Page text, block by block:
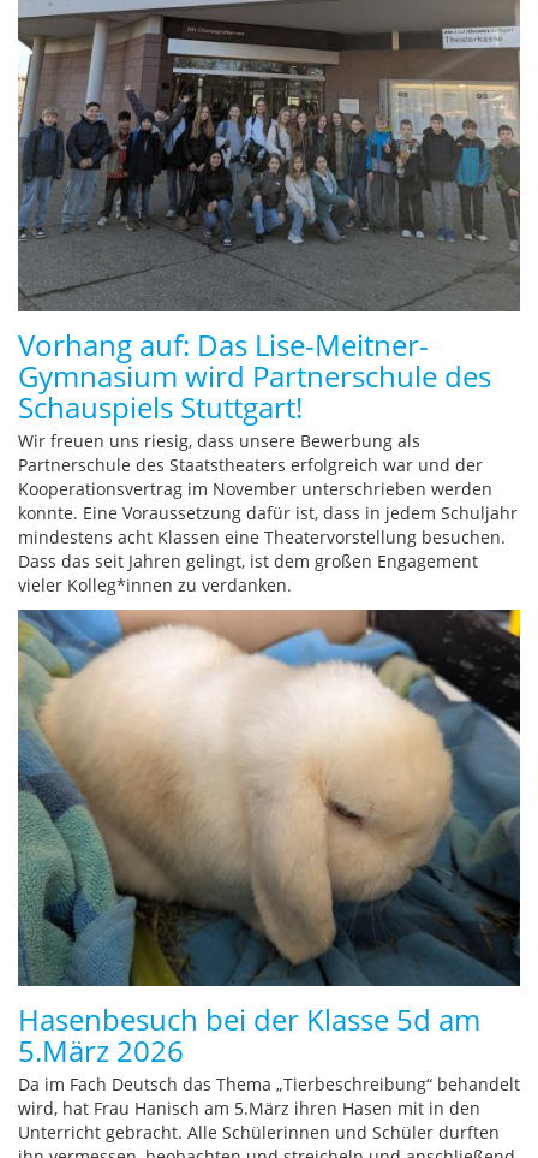
Vorhang auf: Das Lise-Meitner-
Gymnasium wird Partnerschule des
Schauspiels Stuttgart!
Wir freuen uns riesig, dass unsere Bewerbung als
Partnerschule des Staatstheaters erfolgreich war und der
Kooperationsvertrag im November unterschrieben werden
konnte. Eine Voraussetzung dafür ist, dass in jedem Schuljahr
mindestens acht Klassen eine Theatervorstellung besuchen.
Dass das seit Jahren gelingt, ist dem großen Engagement
vieler Kolleg*innen zu verdanken.
Hasenbesuch bei der Klasse 5d am
5.März 2026
Da im Fach Deutsch das Thema „Tierbeschreibung“ behandelt
wird, hat Frau Hanisch am 5.März ihren Hasen mit in den
Unterricht gebracht. Alle Schülerinnen und Schüler durften